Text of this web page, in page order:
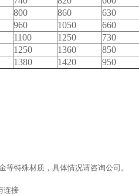
800 860
630
960 1050
660
1100 1250
730
1250 1360
850
1380 1420 950
等特殊材质，具体情况请咨询公司。
连接